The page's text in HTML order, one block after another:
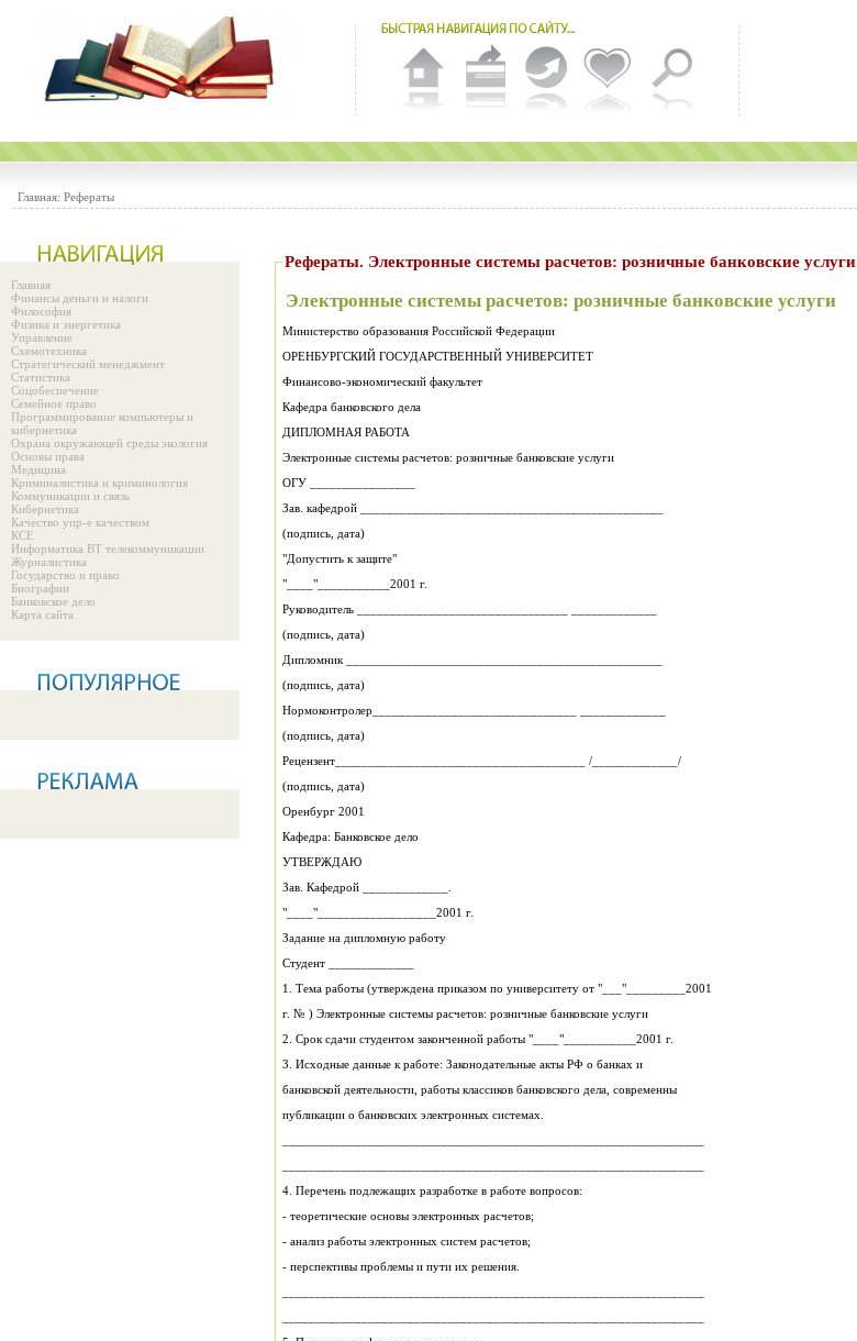
Главная: Рефераты
Главная
Финансы деньги и налоги
Философия
Физика и энергетика
Управление
Схемотехника
Стратегический менеджмент
Статистика
Соцобеспечение
Семейное право
Программирование компьютеры и
кибернетика
Охрана окружающей среды экология
Основы права
Медицина
Криминалистика и криминология
Коммуникации и связь
Кибернетика
Качество упр-е качеством
КСЕ
Информатика ВТ телекоммуникации
Журналистика
Государство и право
Биографии
Банковское дело
Карта сайта
Рефераты. Электронные системы расчетов: розничные банковские услуги
Электронные системы расчетов: розничные банковские услуги
Министерство образования Российской Федерации
ОРЕНБУРГСКИЙ ГОСУДАРСТВЕННЫЙ УНИВЕРСИТЕТ
Финансово-экономический факультет
Кафедра банковского дела
ДИПЛОМНАЯ РАБОТА
Электронные системы расчетов: розничные банковские услуги
ОГУ ________________
(подпись, дата)
"Допустить к защите"
"____"___________2001 г.
(подпись, дата)
Дипломник ________________________________________________
(подпись, дата)
Нормоконтролер_______________________________ _____________
(подпись, дата)
Рецензент______________________________________ /_____________/
(подпись, дата)
Оренбург 2001
Кафедра: Банковское дело
УТВЕРЖДАЮ
Зав. Кафедрой _____________.
"____"__________________2001 г.
Задание на дипломную работу
1. Тема работы (утверждена приказом по университету от "___"_________2001
г. № ) Электронные системы расчетов: розничные банковские услуги
2. Срок сдачи студентом законченной работы "____"___________2001 г.
3. Исходные данные к работе: Законодательные акты РФ о банках и
банковской деятельности, работы классиков банковского дела, современны
публикации о банковских электронных системах.
4. Перечень подлежащих разработке в работе вопросов:
- теоретические основы электронных расчетов;
- анализ работы электронных систем расчетов;
- перспективы проблемы и пути их решения.